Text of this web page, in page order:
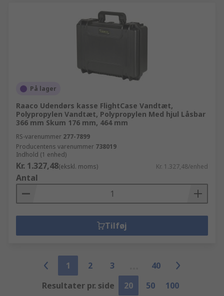
På lager
Raaco Udendørs kasse FlightCase Vandtæt,
Polypropylen Vandtæt, Polypropylen Med hjul Låsbar
366 mm Skum 176 mm, 464 mm
RS-varenummer 277-7899
Producentens varenummer 738019
Indhold (1 enhed)
Kr. 1.327,48(ekskl. moms) Kr. 1.327,48/enhed
Antal
Tilføj
1 2 3
40
Resultater pr. side
20 50 100